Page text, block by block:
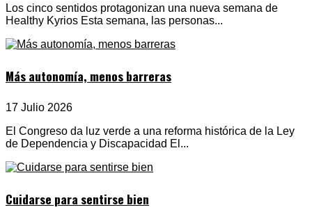
Los cinco sentidos protagonizan una nueva semana de
Healthy Kyrios Esta semana, las personas...
Más autonomía, menos barreras
17 Julio 2026
El Congreso da luz verde a una reforma histórica de la Ley
de Dependencia y Discapacidad El...
Cuidarse para sentirse bien